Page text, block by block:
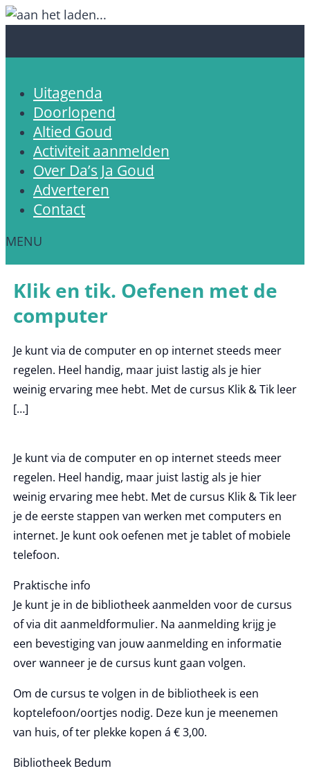
Uitagenda
Doorlopend
Altied Goud
Activiteit aanmelden
Over Da’s Ja Goud
Adverteren
Contact
Klik en tik. Oefenen met de
computer
Je kunt via de computer en op internet steeds meer
regelen. Heel handig, maar juist lastig als je hier
weinig ervaring mee hebt. Met de cursus Klik & Tik leer
[…]
Je kunt via de computer en op internet steeds meer
regelen. Heel handig, maar juist lastig als je hier
weinig ervaring mee hebt. Met de cursus Klik & Tik leer
je de eerste stappen van werken met computers en
internet. Je kunt ook oefenen met je tablet of mobiele
telefoon.
Praktische info
Je kunt je in de bibliotheek aanmelden voor de cursus
of via dit aanmeldformulier. Na aanmelding krijg je
een bevestiging van jouw aanmelding en informatie
over wanneer je de cursus kunt gaan volgen.
Om de cursus te volgen in de bibliotheek is een
koptelefoon/oortjes nodig. Deze kun je meenemen
van huis, of ter plekke kopen á € 3,00.
Bibliotheek Bedum